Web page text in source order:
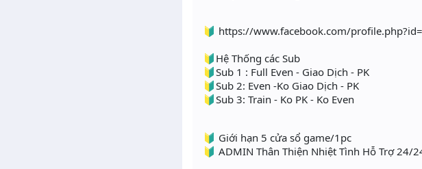
🔰 https://www.facebook.com/
🔰Hệ Thống các Sub
🔰Sub 1 : Full Even - Giao Dịch - PK
🔰Sub 2: Even -Ko Giao Dịch - PK
🔰Sub 3: Train - Ko PK - Ko Even
🔰 Giới hạn 5 cửa sổ game/1pc
🔰 ADMIN Thân Thiện Nhiệt Tình Hỗ Trợ 24/